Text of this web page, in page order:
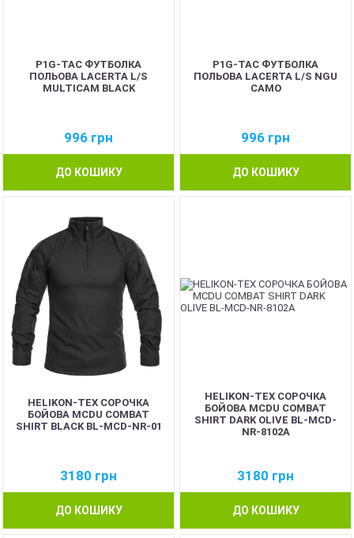
P1G-TAC ФУТБОЛКА
ПОЛЬОВА LACERTA L/S
MULTICAM BLACK
996 грн
ДО КОШИКУ
P1G-TAC ФУТБОЛКА
ПОЛЬОВА LACERTA L/S NGU
CAMO
996 грн
ДО КОШИКУ
HELIKON-TEX СОРОЧКА
БОЙОВА MCDU COMBAT
SHIRT BLACK BL-MCD-NR-01
3180 грн
ДО КОШИКУ
HELIKON-TEX СОРОЧКА
БОЙОВА MCDU COMBAT
SHIRT DARK OLIVE BL-MCD-
NR-8102A
3180 грн
ДО КОШИКУ